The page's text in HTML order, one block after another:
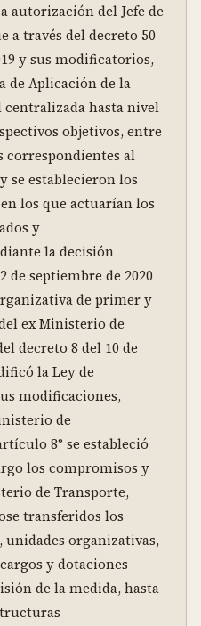
autorización del Jefe de
a través del decreto 50
y sus modificatorios,
de Aplicación de la
hasta nivel
objetivos, entre
correspondientes al
se establecieron los
los que actuarían los
y
la decisión
de septiembre de 2020
de primer y
ex Ministerio de
decreto 8 del 10 de
la Ley de
modificaciones,
de
8° se estableció
los compromisos y
de Transporte,
transferidos los
organizativas,
y dotaciones
de la medida, hasta